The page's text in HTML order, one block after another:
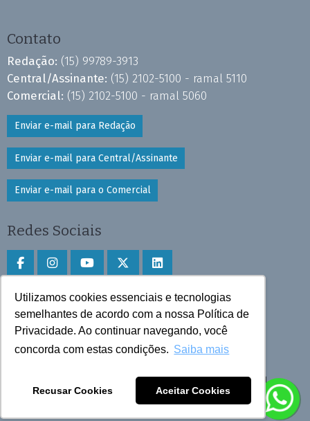
Utilizamos cookies essenciais e tecnologias
semelhantes de acordo com a nossa Política de
Privacidade. Ao continuar navegando, você
concorda com estas condições. Saiba mais
Recusar Cookies Aceitar Cookies
Contato
Redação: (15) 99789-3913
Central/Assinante: (15) 2102-5100 - ramal 5110
Comercial: (15) 2102-5100 - ramal 5060
Enviar e-mail para Redação
Enviar e-mail para Central/Assinante
Enviar e-mail para o Comercial
Redes Sociais
Faça download do aplicativo
Play Store e App Store
Todos os direitos reservados © 2025 Cruzeiro do Sul